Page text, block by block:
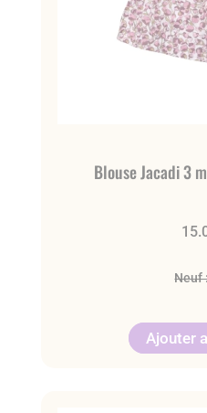
Blouse Jacadi 3
Neuf
Ajouter